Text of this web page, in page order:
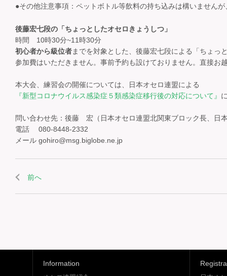
●その他注意事項：ペットボトル等飲料の持ち込みは構いません
後藤宏七段の「ちょっとしたオセロきょうしつ」
時間 10時30分~11時30分
初心者から級位者までを対象とした、後藤宏七段による「ちょっ
参加費はいただきません。事前予約も設けておりません。直接お
本大会、練習会の開催については、日本オセロ連盟による
『新型コロナウイルス感染症５類感染症移行後の対応について』
問い合わせ先：後藤 宏（日本オセロ連盟北関東ブロック長、日
電話 080-8448-2332
メール gohiro@msg.biglobe.ne.jp
前へ
Information